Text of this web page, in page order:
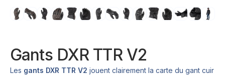
Gants DXR TTR V2
Les gants DXR TTR V2 jouent clairement la carte du gant cuir